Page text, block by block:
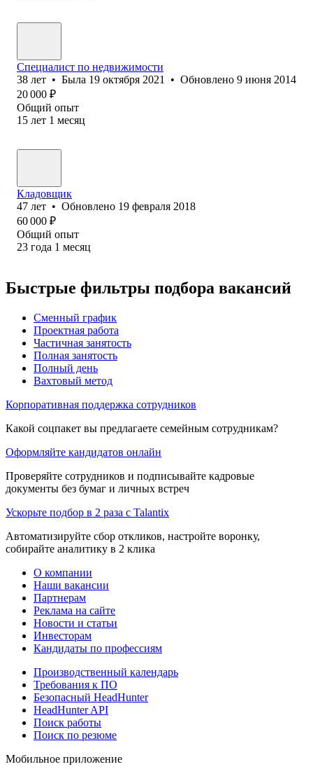
Специалист по недвижимости
38 лет • Была 19 октября 2021 • Обновлено 9 июня 2014
20 000 ₽
Общий опыт
15 лет 1 месяц
Кладовщик
47 лет • Обновлено 19 февраля 2018
60 000 ₽
Общий опыт
23 года 1 месяц
Быстрые фильтры подбора вакансий
Сменный график
Проектная работа
Частичная занятость
Полная занятость
Полный день
Вахтовый метод
Корпоративная поддержка сотрудников
Какой соцпакет вы предлагаете семейным сотрудникам?
Оформляйте кандидатов онлайн
Проверяйте сотрудников и подписывайте кадровые
документы без бумаг и личных встреч
Ускорьте подбор в 2 раза с Talantix
Автоматизируйте сбор откликов, настройте воронку,
собирайте аналитику в 2 клика
О компании
Наши вакансии
Партнерам
Реклама на сайте
Новости и статьи
Инвесторам
Кандидаты по профессиям
Производственный календарь
Требования к ПО
Безопасный HeadHunter
HeadHunter API
Поиск работы
Поиск по резюме
Мобильное приложение